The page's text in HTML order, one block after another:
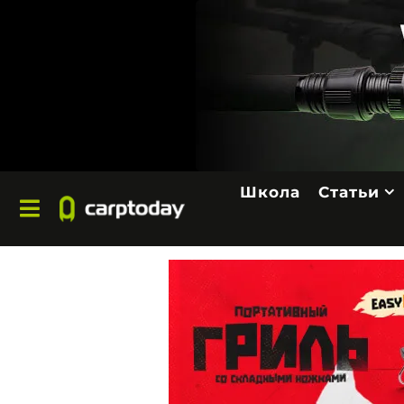
Школа Статьи